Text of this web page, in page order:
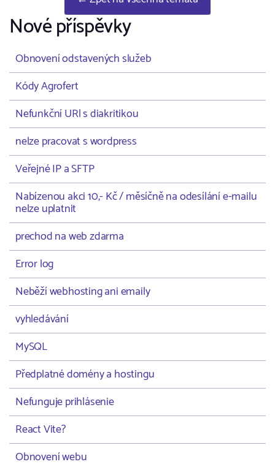
Nové příspěvky
Obnovení odstavených služeb
Kódy Agrofert
Nefunkční URl s diakritikou
nelze pracovat s wordpress
Veřejné IP a SFTP
Nabízenou akci 10,- Kč / měsíčně na odesílání e-mailu
nelze uplatnit
prechod na web zdarma
Error log
Neběží webhosting ani emaily
vyhledávání
MySQL
Předplatné domény a hostingu
Nefunguje prihlásenie
React Vite?
Obnovení webu